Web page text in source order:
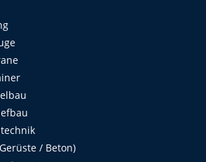
/ Beton)